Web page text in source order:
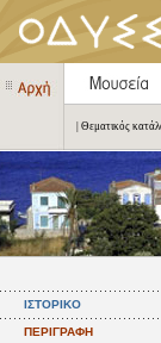
| Θεματικός
ΙΣΤΟΡΙΚΟ
ΠΕΡΙΓΡΑΦΗ